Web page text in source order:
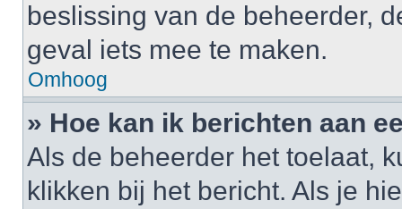
beslissing van de beheerder,
geval iets mee te maken.
Omhoog
» Hoe kan ik berichten aan
Als de beheerder het toelaat,
klikken bij het bericht. Als je